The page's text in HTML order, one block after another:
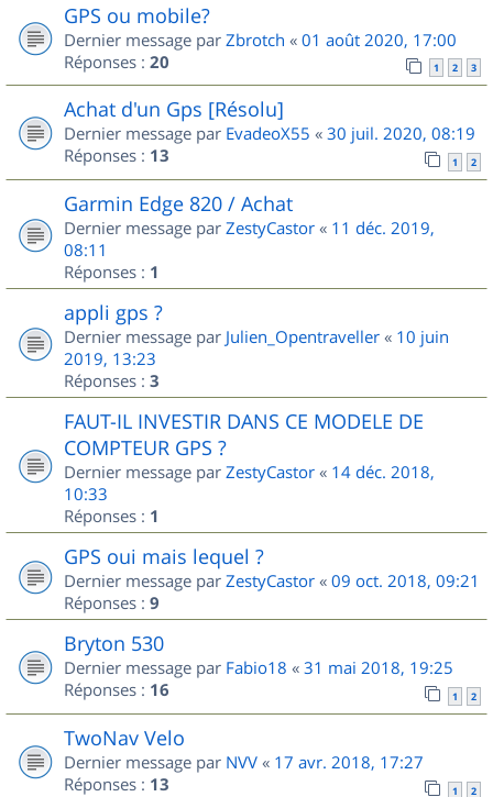
GPS ou mobile?
Dernier message par Zbrotch « 01 août 2020, 17:00
Réponses : 20 1 2 3
Achat d'un Gps [Résolu]
Dernier message par EvadeoX55 « 30 juil. 2020, 08:19
Réponses : 13 1 2
Garmin Edge 820 / Achat
Dernier message par ZestyCastor « 11 déc. 2019,
08:11
Réponses : 1
appli gps ?
Dernier message par Julien_Opentraveller « 10 juin
2019, 13:23
Réponses : 3
FAUT-IL INVESTIR DANS CE MODELE DE
COMPTEUR GPS ?
Dernier message par ZestyCastor « 14 déc. 2018,
10:33
Réponses : 1
GPS oui mais lequel ?
Dernier message par ZestyCastor « 09 oct. 2018, 09:21
Réponses : 9
Bryton 530
Dernier message par Fabio18 « 31 mai 2018, 19:25
Réponses : 16 1 2
TwoNav Velo
Dernier message par NVV « 17 avr. 2018, 17:27
Réponses : 13 1 2